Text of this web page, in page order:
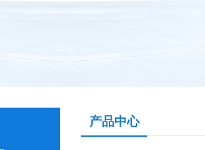
产品中心